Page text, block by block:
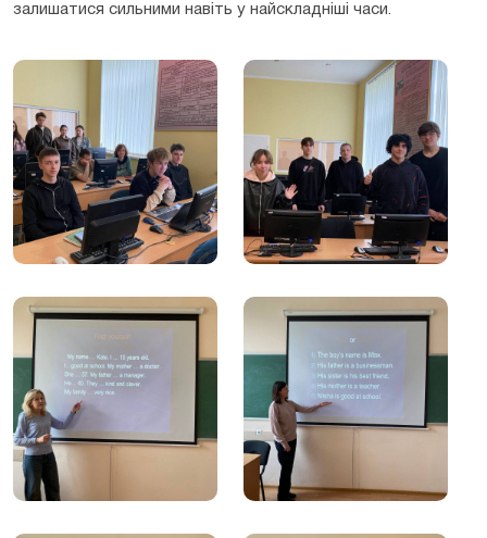
залишатися сильними навіть у найскладніші часи.